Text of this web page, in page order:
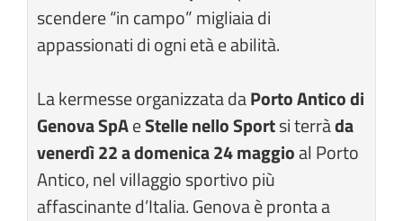
scendere “in campo” migliaia di
appassionati di ogni età e abilità.
La kermesse organizzata daPorto Antico di
Genova SpAeStelle nello Sportsi terràda
venerdì 22 a domenica 24 maggioal Porto
Antico, nel villaggio sportivo più
affascinante d’Italia. Genova è pronta a